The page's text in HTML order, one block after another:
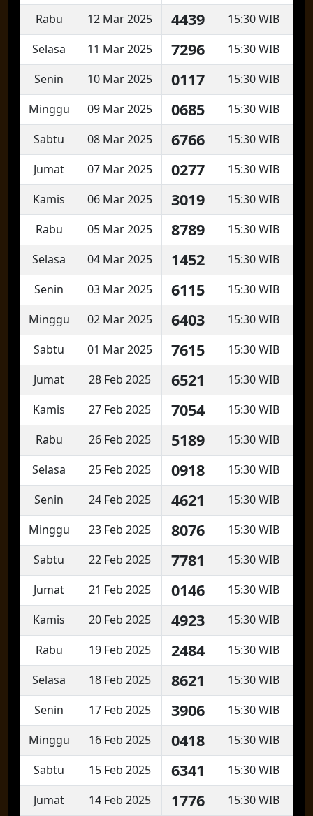
Rabu
12 Mar 2025 4439
15:30 WIB
Selasa
11 Mar 2025 7296
15:30 WIB
Senin
10 Mar 2025 0117
15:30 WIB
Minggu
09 Mar 2025 0685
15:30 WIB
Sabtu
08 Mar 2025 6766
15:30 WIB
Jumat
07 Mar 2025 0277
15:30 WIB
Kamis
06 Mar 2025 3019
15:30 WIB
Rabu
05 Mar 2025 8789
15:30 WIB
Selasa
04 Mar 2025 1452
15:30 WIB
Senin
03 Mar 2025 6115
15:30 WIB
Minggu
02 Mar 2025 6403
15:30 WIB
Sabtu
01 Mar 2025 7615
15:30 WIB
Jumat
28 Feb 2025 6521
15:30 WIB
Kamis
27 Feb 2025 7054
15:30 WIB
Rabu
26 Feb 2025 5189
15:30 WIB
Selasa
25 Feb 2025 0918
15:30 WIB
Senin
24 Feb 2025 4621
15:30 WIB
Minggu
23 Feb 2025 8076
15:30 WIB
Sabtu
22 Feb 2025 7781
15:30 WIB
Jumat
21 Feb 2025 0146
15:30 WIB
Kamis
20 Feb 2025 4923
15:30 WIB
Rabu
19 Feb 2025 2484
15:30 WIB
Selasa
18 Feb 2025 8621
15:30 WIB
Senin
17 Feb 2025 3906
15:30 WIB
Minggu
16 Feb 2025 0418
15:30 WIB
Sabtu
15 Feb 2025 6341
15:30 WIB
Jumat
14 Feb 2025 1776
15:30 WIB